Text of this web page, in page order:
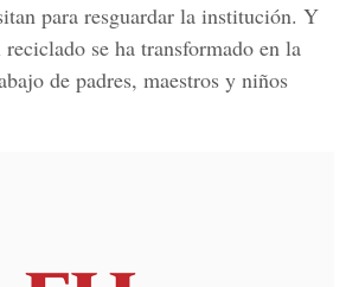
para resguardar la institución. Y
se ha transformado en la
de padres, maestros y niños